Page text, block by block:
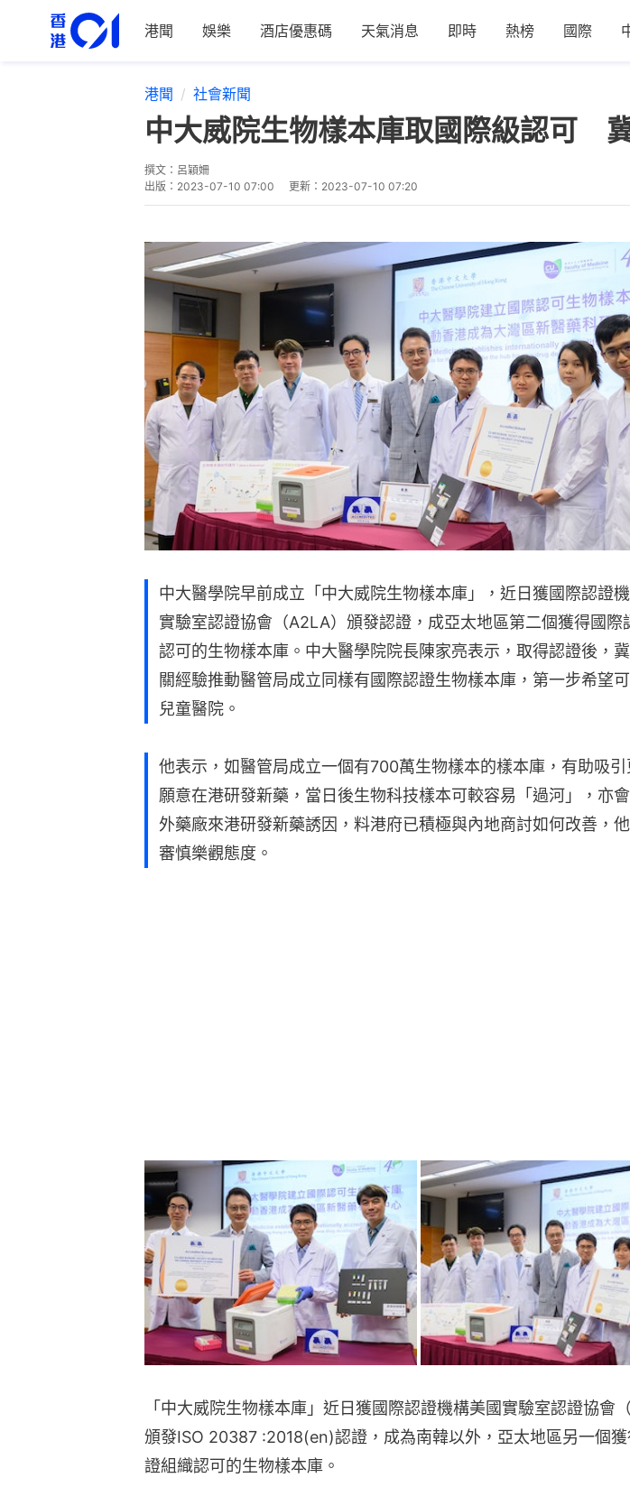
港聞 娛樂 酒店優惠碼 天氣消息 即時 熱榜 國際
港聞 社會新聞
中大威院生物樣本庫取國際級認可
撰文： 呂穎姍
出版： 2023-07-10 07:00 更新： 2023-07-10 07:20
中大醫學院早前成立「中大威院生物樣本庫」，近日獲國際認證
實驗室認證協會（A2LA）頒發認證，成亞太地區第二個獲得國際
認可的生物樣本庫。中大醫學院院長陳家亮表示，取得認證後，
關經驗推動醫管局成立同樣有國際認證生物樣本庫，第一步希望
兒童醫院。
他表示，如醫管局成立一個有700萬生物樣本的樣本庫，有助吸
願意在港研發新藥，當日後生物科技樣本可較容易「過河」，亦
外藥廠來港研發新藥誘因，料港府已積極與內地商討如何改善，
審慎樂觀態度。
「中大威院生物樣本庫」近日獲國際認證機構美國實驗室認證協會
頒發ISO 20387 :2018(en)認證，成為南韓以外，亞太地區另一個
證組織認可的生物樣本庫。